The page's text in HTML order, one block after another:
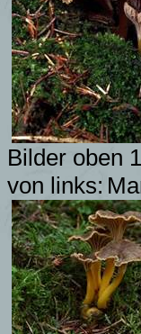
Bilder oben
von links: